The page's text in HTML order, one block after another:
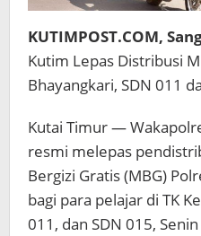
KUTIMPOST.COM,
Kutim Lepas Distribusi
Bhayangkari, SDN 011
Kutai Timur —
resmi melepas
Bergizi Gratis (MBG)
bagi para pelajar di TK
011, dan SDN 015,